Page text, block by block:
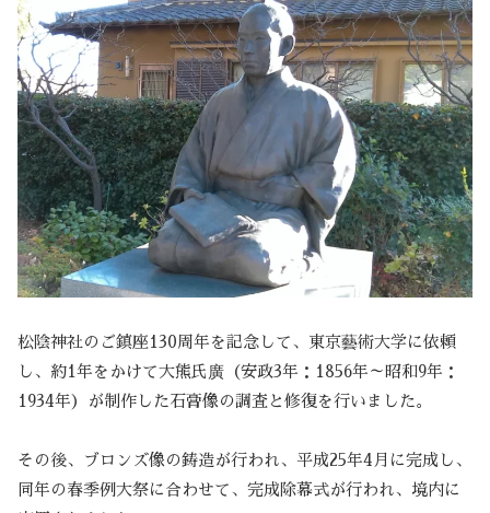
松陰神社のご鎮座130周年を記念して、東京藝術大学に依頼
し、約1年をかけて大熊氏廣（安政3年：1856年～昭和9年：
1934年）が制作した石膏像の調査と修復を行いました。
その後、ブロンズ像の鋳造が行われ、平成25年4月に完成し、
同年の春季例大祭に合わせて、完成除幕式が行われ、境内に